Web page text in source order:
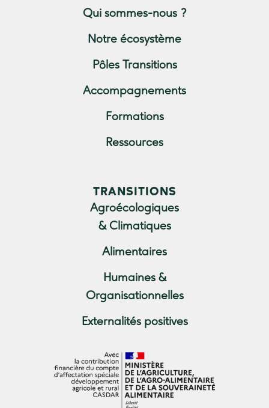
Qui sommes-nous ?
Notre écosystème
Pôles Transitions
Accompagnements
Formations
Ressources
TRANSITIONS
Agroécologiques
& Climatiques
Alimentaires
Humaines &
Organisationnelles
Externalités positives